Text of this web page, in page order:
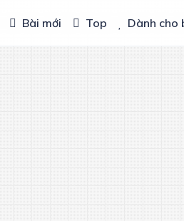
Bài mới Top Dành cho